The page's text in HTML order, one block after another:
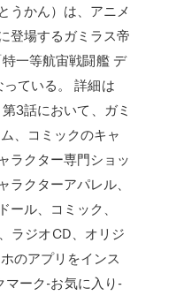
うかん）は、アニメ
登場するガミラス帝
一等航宙戦闘艦 デ
ている。 詳細は
3話において、ガミ
、コミックのキャ
ラクター専門ショッ
クターアパレル、
ル、コミック、
ラジオCD、オリジ
のアプリをインス
マーク-お気に入り-